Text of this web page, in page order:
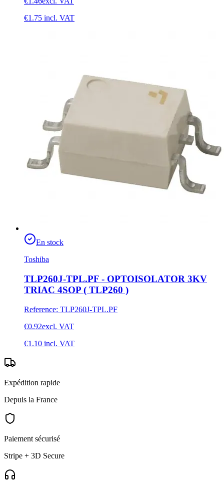
€1.75 incl. VAT
En stock
Toshiba
TLP260J-TPL.PF - OPTOISOLATOR 3KV
TRIAC 4SOP ( TLP260 )
Reference: TLP260J-TPL.PF
€0.92excl. VAT
€1.10 incl. VAT
Expédition rapide
Depuis la France
Paiement sécurisé
Stripe + 3D Secure